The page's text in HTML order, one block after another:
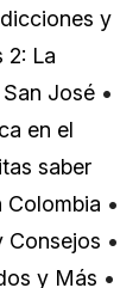
y
2: La
José •
en el
saber
Colombia •
Consejos •
y Más •